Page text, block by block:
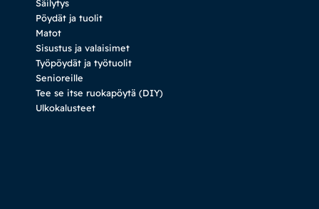
Säilytys
Pöydät ja tuolit
Matot
Sisustus ja valaisimet
Työpöydät ja työtuolit
Senioreille
Tee se itse ruokapöytä (DIY)
Ulkokalusteet